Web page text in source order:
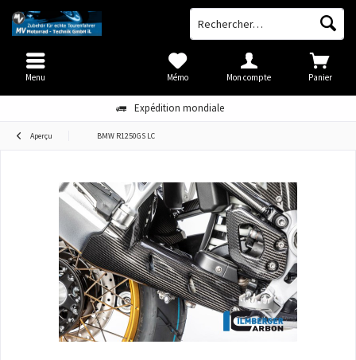
Expédition mondiale
Panier
Mémo Mon compte
Menu
Aperçu BMW R1250GS LC